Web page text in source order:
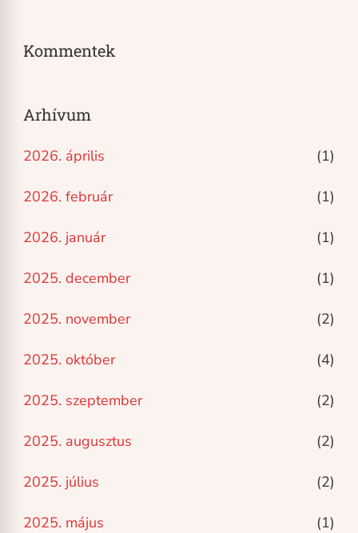
Kommentek
Arhívum
2026. április (1)
2026. február (1)
2026. január (1)
2025. december (1)
2025. november (2)
2025. október (4)
2025. szeptember (2)
2025. augusztus (2)
2025. július (2)
2025. május (1)